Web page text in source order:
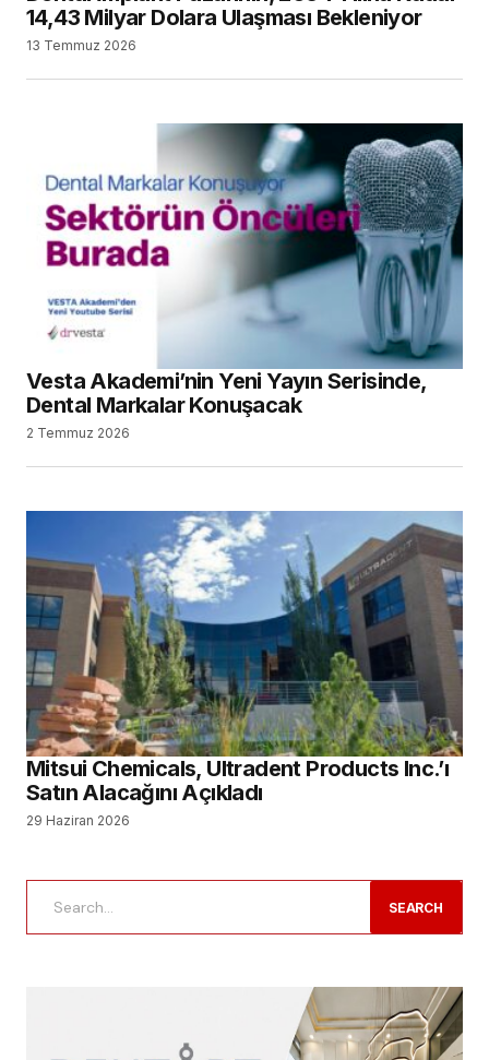
14,43 Milyar Dolara Ulaşması Bekleniyor
13 Temmuz 2026
Vesta Akademi’nin Yeni Yayın Serisinde,
Dental Markalar Konuşacak
2 Temmuz 2026
Mitsui Chemicals, Ultradent Products Inc.’ı
Satın Alacağını Açıkladı
29 Haziran 2026
SEARCH